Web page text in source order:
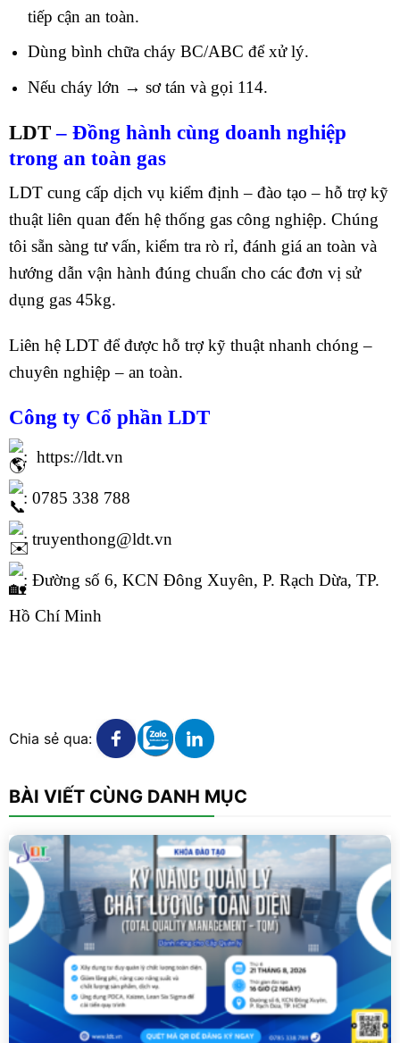
tiếp cận an toàn.
Dùng bình chữa cháy BC/ABC để xử lý.
Nếu cháy lớn → sơ tán và gọi 114.
LDT– Đồng hành cùng doanh nghiệp
trong an toàn gas
LDT cung cấp dịch vụ kiểm định – đào tạo – hỗ trợ kỹ
thuật liên quan đến hệ thống gas công nghiệp. Chúng
tôi sẵn sàng tư vấn, kiểm tra rò rỉ, đánh giá an toàn và
hướng dẫn vận hành đúng chuẩn cho các đơn vị sử
dụng gas 45kg.
Liên hệ LDT để được hỗ trợ kỹ thuật nhanh chóng –
chuyên nghiệp – an toàn.
Công ty Cổ phần LDT
: https://ldt.vn
: 0785 338 788
: truyenthong@ldt.vn
: Đường số 6, KCN Đông Xuyên, P. Rạch Dừa, TP.
Hồ Chí Minh
Chia sẻ qua: Xem chi tiết
Xem chi tiếtXem chi tiết
BÀI VIẾT CÙNG DANH MỤC